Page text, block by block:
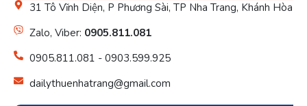
31 Tô Vĩnh Diện, P Phương Sài, TP Nha Trang, Khánh Hòa
Zalo, Viber: 0905.811.081
0905.811.081 - 0903.599.925
dailythuenhatrang@gmail.com